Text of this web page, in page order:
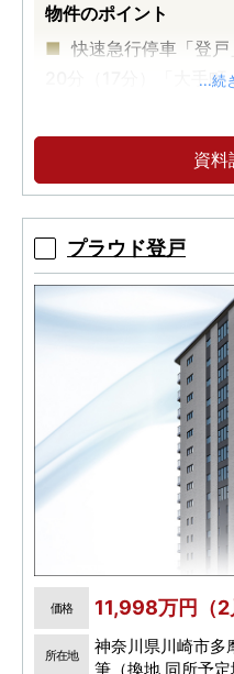
物件のポイント
快速急行停車「登
20分（17分）「大手町
区画整理事業によ
「登戸駅前地区第一種
～（先着順受付）
...続
資料
プラウド登戸
価格 11,998万円（2
所在地
神奈川県川崎市
筆（換地 同所予定